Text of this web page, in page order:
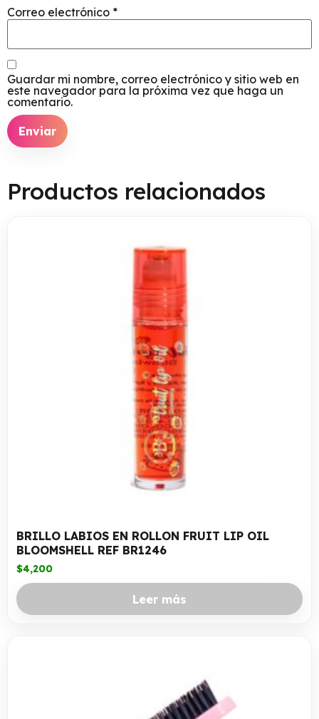
Correo electrónico *
Guardar mi nombre, correo electrónico y sitio web en
este navegador para la próxima vez que haga un
comentario.
Productos relacionados
BRILLO LABIOS EN ROLLON FRUIT LIP OIL
BLOOMSHELL REF BR1246
$4,200
Leer más